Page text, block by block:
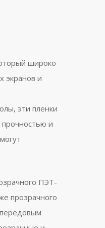
широко
экранов и
эти пленки
и
ПЭТ-
прозрачного